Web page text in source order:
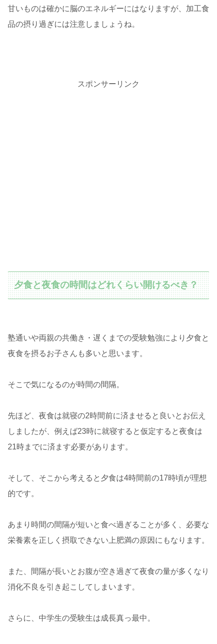
甘いものは確かに脳のエネルギーにはなりますが、加工食
品の摂り過ぎには注意しましょうね。
スポンサーリンク
夕食と夜食の時間はどれくらい開けるべき？
塾通いや両親の共働き・遅くまでの受験勉強により夕食と
夜食を摂るお子さんも多いと思います。
そこで気になるのが時間の間隔。
先ほど、夜食は就寝の2時間前に済ませると良いとお伝え
しましたが、例えば23時に就寝すると仮定すると夜食は
21時までに済ます必要があります。
そして、そこから考えると夕食は4時間前の17時頃が理想
的です。
あまり時間の間隔が短いと食べ過ぎることが多く、必要な
栄養素を正しく摂取できない上肥満の原因にもなります。
また、間隔が長いとお腹が空き過ぎて夜食の量が多くなり
消化不良を引き起こしてしまいます。
さらに、中学生の受験生は成長真っ最中。